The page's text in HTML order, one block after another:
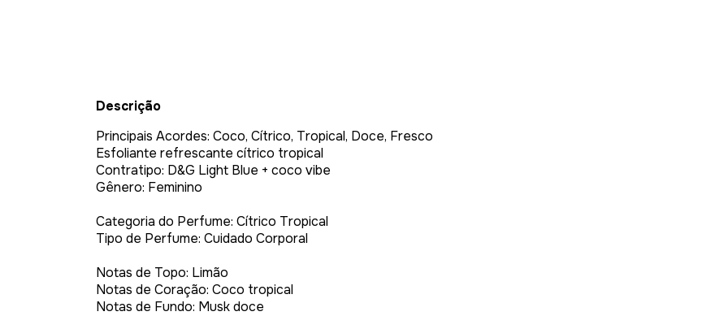
Descrição
Principais Acordes: Coco, Cítrico, Tropical, Doce, Fresco
Esfoliante refrescante cítrico tropical
Contratipo: D&G Light Blue + coco vibe
Gênero: Feminino
Categoria do Perfume: Cítrico Tropical
Tipo de Perfume: Cuidado Corporal
Notas de Topo: Limão
Notas de Coração: Coco tropical
Notas de Fundo: Musk doce